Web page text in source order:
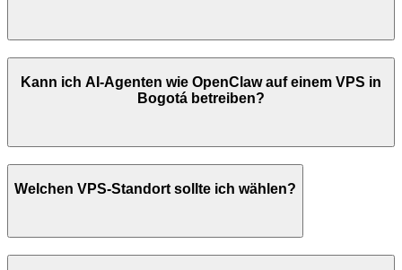
Kann ich AI-Agenten wie OpenClaw auf einem VPS in
Bogotá betreiben?
Welchen VPS-Standort sollte ich wählen?